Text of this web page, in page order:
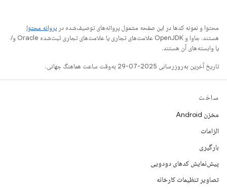
محتوا و نمونه کدها در این صفحه مشمول پروانه‌های توصیف‌شده در پروانه محتوا
هستند. جاوا و OpenJDK علامت‌های تجاری یا علامت‌های تجاری ثبت‌شده Oracle و/
یا وابسته‌های آن هستند.
تاریخ آخرین به‌روزرسانی 2025-07-29 به‌وقت ساعت هماهنگ جهانی.
ساخت
مخزن Android
الزامات
بارگیری
پیش‌نمایش کدهای دودویی
تصاویر تنظیمات کارخانه